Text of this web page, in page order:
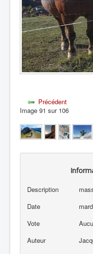
Précédent
Image 91 sur 106
Description
Date
Vote
Auteur